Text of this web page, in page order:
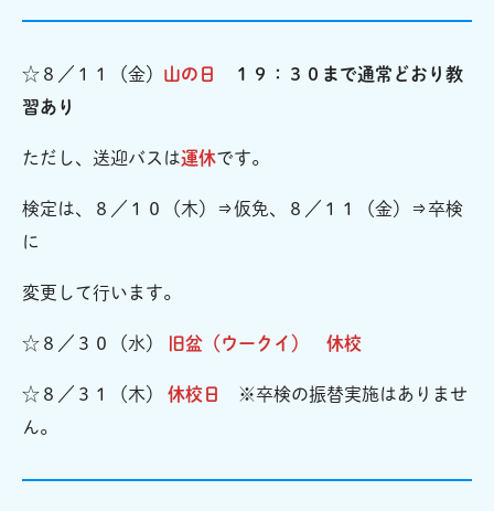
☆８／１１（金） 山の日
１９：３０まで通常どおり教
習あり
ただし、送迎バスは運休です。
検定は、８／１０（木）⇒仮免、８／１１（金）⇒卒検
に
変更して行います。
☆８／３０（水） 旧盆（ウークイ） 休校
☆８／３１（木） 休校日
※卒検の振替実施はありませ
ん。